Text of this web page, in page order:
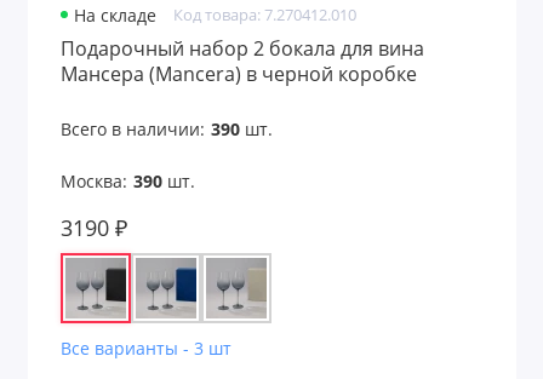
На складе Код товара: 7.270412.010
Подарочный набор 2 бокала для вина
Мансера (Mancera) в черной коробке
Всего в наличии: 390шт.
Москва: 390шт.
3190 ₽
Все варианты - 3 шт